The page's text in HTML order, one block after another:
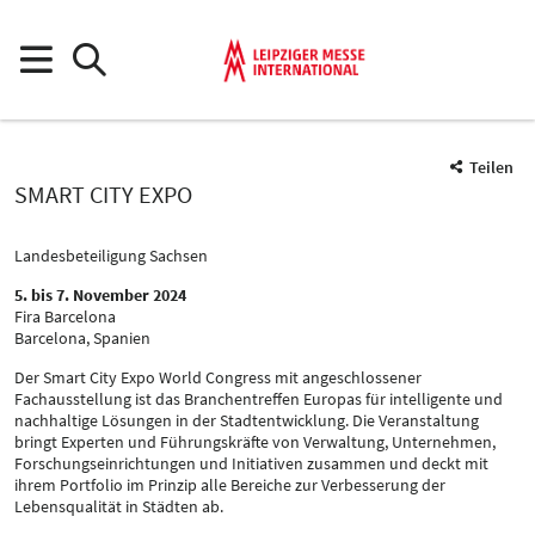
Teilen
SMART CITY EXPO
Landesbeteiligung Sachsen
5. bis 7. November 2024
Fira Barcelona
Barcelona, Spanien
Der Smart City Expo World Congress mit angeschlossener
Fachausstellung ist das Branchentreffen Europas für intelligente und
nachhaltige Lösungen in der Stadtentwicklung. Die Veranstaltung
bringt Experten und Führungskräfte von Verwaltung, Unternehmen,
Forschungseinrichtungen und Initiativen zusammen und deckt mit
ihrem Portfolio im Prinzip alle Bereiche zur Verbesserung der
Lebensqualität in Städten ab.